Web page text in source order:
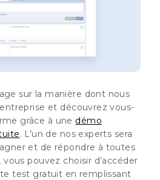
sur la manière dont nous
et découvrez vous-
grâce à une démo
. L’un de nos experts sera
et de répondre à toutes
pouvez choisir d’accéder
test gratuit en remplissant